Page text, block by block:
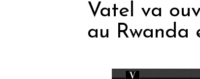
Vatel va
au Rwanda